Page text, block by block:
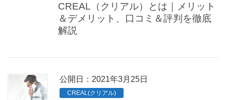
CREAL（クリアル）とは｜メリット
＆デメリット、口コミ＆評判を徹底
解説
公開日： 2021年3月25日
CREAL(クリアル)